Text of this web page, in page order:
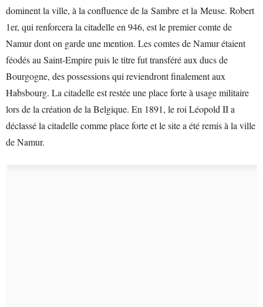
dominent la ville, à la confluence de la Sambre et la Meuse. Robert
1er, qui renforcera la citadelle en 946, est le premier comte de
Namur dont on garde une mention. Les comtes de Namur étaient
féodés au Saint-Empire puis le titre fut transféré aux ducs de
Bourgogne, des possessions qui reviendront finalement aux
Habsbourg. La citadelle est restée une place forte à usage militaire
lors de la création de la Belgique. En 1891, le roi Léopold II a
déclassé la citadelle comme place forte et le site a été remis à la ville
de Namur.